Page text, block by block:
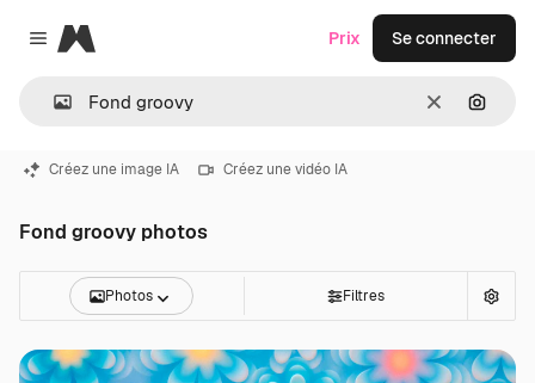
Close menu
Magnific
Effacer
Prix Se connecter
Créez une image IA Créez une vidéo IA
Fond groovy photos
Photos Filtres